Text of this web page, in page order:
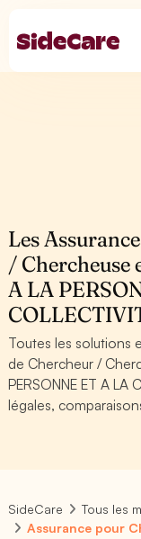
Les
/ Chercheuse
A LA
Toutes les solutions
de Chercheur /
PERSONNE ET A LA
légales,
SideCare
Tous les
Assurance pour